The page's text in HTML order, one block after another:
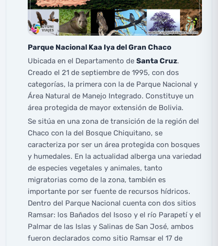
Parque Nacional Kaa Iya del Gran Chaco
Ubicada en el Departamento de Santa Cruz.
Creado el 21 de septiembre de 1995, con dos
categorías, la primera con la de Parque Nacional y
Área Natural de Manejo Integrado. Constituye un
área protegida de mayor extensión de Bolivia.
Se sitúa en una zona de transición de la región del
Chaco con la del Bosque Chiquitano, se
caracteriza por ser un área protegida con bosques
y humedales. En la actualidad alberga una variedad
de especies vegetales y animales, tanto
migratorias como de la zona, también es
importante por ser fuente de recursos hídricos.
Dentro del Parque Nacional cuenta con dos sitios
Ramsar: los Bañados del Isoso y el río Parapetí y el
Palmar de las Islas y Salinas de San José, ambos
fueron declarados como sitio Ramsar el 17 de